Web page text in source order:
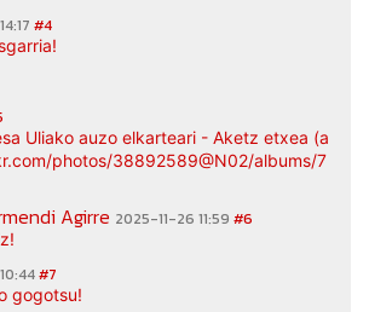
#4
Uliako auzo elkarteari - Aketz etxea
photos/38892589@N02/albums/
Agirre 2025-11-26 11:59 #6
#7
gogotsu!